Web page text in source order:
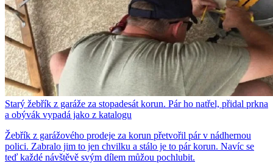
Starý žebřík z garáže za stopadesát korun. Pár ho natřel, přidal prkna
a obývák vypadá jako z katalogu
Žebřík z garážového prodeje za korun přetvořil pár v nádhernou
polici. Zabralo jim to jen chvilku a stálo je to pár korun. Navíc se
teď každé návštěvě svým dílem můžou pochlubit.